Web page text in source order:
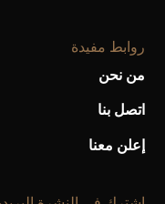
روابط مفيدة
من نحن
اتصل بنا
إعلن معنا